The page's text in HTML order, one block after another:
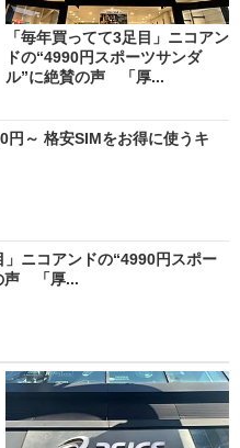
「毎年買ってて3足目」ニコアン
ドの“4990円スポーツサンダ
ル”に絶賛の声 「厚...
円～ 格安SIMをお得に使うキ
」ニコアンドの“4990円スポー
声 「厚...